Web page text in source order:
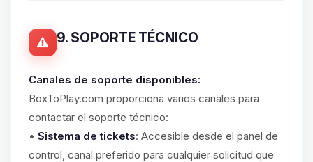
9. SOPORTE TÉCNICO
Canales de soporte disponibles:
BoxToPlay.com proporciona varios canales para
contactar el soporte técnico:
• Sistema de tickets: Accesible desde el panel de
control, canal preferido para cualquier solicitud que